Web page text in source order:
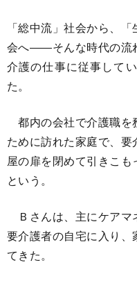
「総中流」社会から、
会へ――そんな時代の流
介護の仕事に従事して
た。
都内の会社で介護職を
ために訪れた家庭で、
屋の扉を閉めて引きこ
という。
Ｂさんは、主にケアマ
要介護者の自宅に入り
てきた。